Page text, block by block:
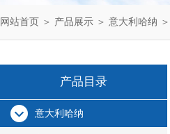
网站首页 ＞ 产品展示 ＞ 意大利哈纳 ＞
产品目录
意大利哈纳